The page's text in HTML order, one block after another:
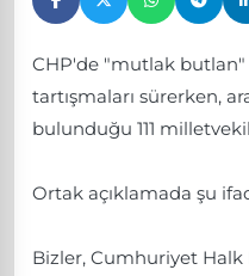
CHP'de "mutlak butlan"
tartışmaları sürerken,
bulunduğu 111
Ortak açıklamada şu
Bizler, Cumhuriyet Halk